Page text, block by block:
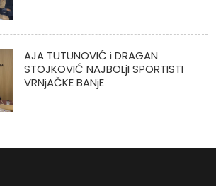
AJA TUTUNOVIĆ i DRAGAN
STOJKOVIĆ NAJBOLjI SPORTISTI
VRNjAČKE BANjE